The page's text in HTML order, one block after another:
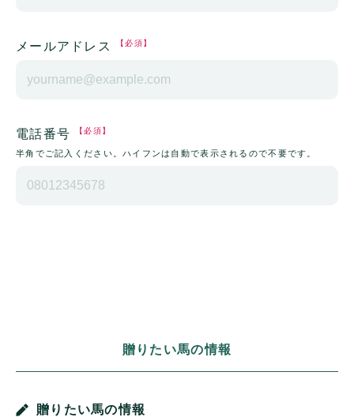
メールアドレス 【必須】
電話番号 【必須】
半角でご記入ください。ハイフンは自動で表示されるので不要です。
贈りたい馬の情報
贈りたい馬の情報